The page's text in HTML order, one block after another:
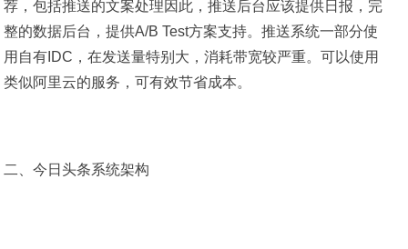
荐，包括推送的文案处理因此，推送后台应该提供日报，完
整的数据后台，提供A/B Test方案支持。推送系统一部分使
用自有IDC，在发送量特别大，消耗带宽较严重。可以使用
类似阿里云的服务，可有效节省成本。
二、今日头条系统架构